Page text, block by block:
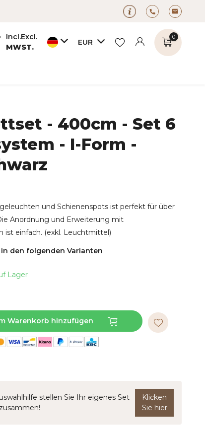
Incl.Excl.
MWST.
EUR
Benutzerkonto
Benutzerkonto
anlegen
0
- 400cm - Set 6
- I-Form -
und Schienenspots ist perfekt für über
Anordnung und Erweiterung mit
ist einfach. (exkl. Leuchtmittel)
den folgenden Varianten
Lager
Warenkorb hinzufügen
stellen Sie Ihr eigenes Set
Klicken
Sie hier